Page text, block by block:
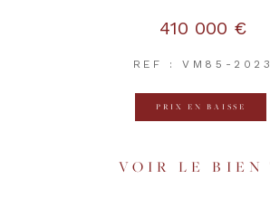
410 000 €
REF : VM85-2023
PRIX EN BAISSE
VOIR LE BIEN